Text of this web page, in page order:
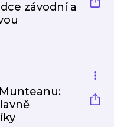
závodní a